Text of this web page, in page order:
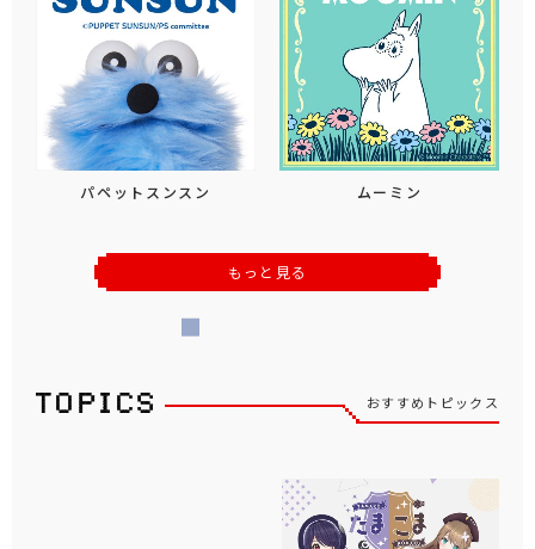
パペットスンスン ムーミン
もっと見る
おすすめトピックス